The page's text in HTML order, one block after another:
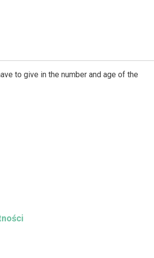
to give in the number and age of the